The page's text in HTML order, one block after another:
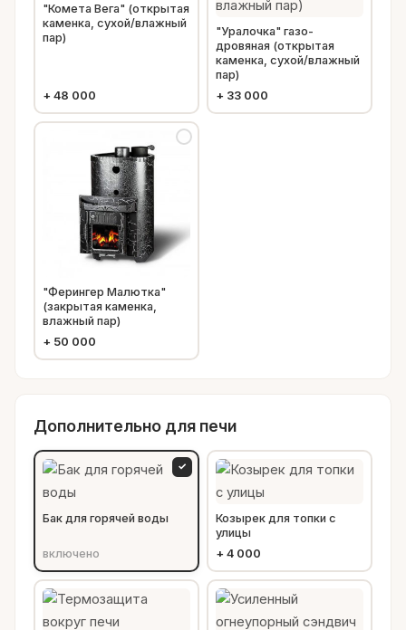
"Комета Вега" (открытая
каменка, сухой/влажный
пар)
+ 48 000
"Уралочка" газо-
дровяная (открытая
каменка, сухой/влажный
пар)
+ 33 000
"Ферингер Малютка"
(закрытая каменка,
влажный пар)
+ 50 000
Дополнительно для печи
Бак для горячей воды
включено
✓
Козырек для топки с
улицы
+ 4 000